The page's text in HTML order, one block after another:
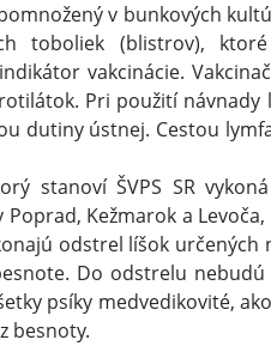
v bunkových
toboliek (blistrov),
vakcinácie.
Pri použití
dutiny ústnej. Cestou
stanoví ŠVPS SR
Kežmarok a
odstrel líšok
Do odstrelu
psíky medvedikovité,
besnoty.